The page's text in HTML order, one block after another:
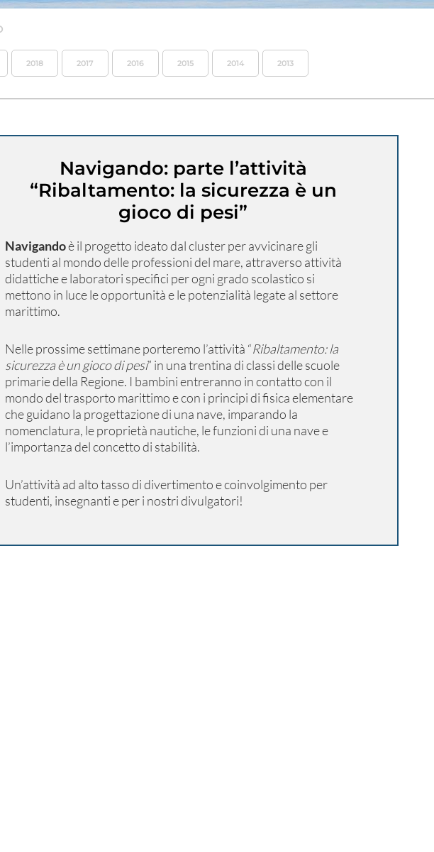
2018 2017 2016 2015 2014 2013
Navigando: parte l’attività
“Ribaltamento: la sicurezza è un
gioco di pesi”
Navigandoè il progetto ideato dal cluster per avvicinare gli
studenti al mondo delle professioni del mare, attraverso attività
didattiche e laboratori specifici per ogni grado scolastico si
mettono in luce le opportunità e le potenzialità legate al settore
marittimo.
Nelle prossime settimane porteremo l’attività “Ribaltamento: la
sicurezza è un gioco di pesi” in una trentina di classi delle scuole
primarie della Regione. I bambini entreranno in contatto con il
mondo del trasporto marittimo e con i principi di fisica elementare
che guidano la progettazione di una nave, imparando la
nomenclatura, le proprietà nautiche, le funzioni di una nave e
l’importanza del concetto di stabilità.
Un’attività ad alto tasso di divertimento e coinvolgimento per
studenti, insegnanti e per i nostri divulgatori!